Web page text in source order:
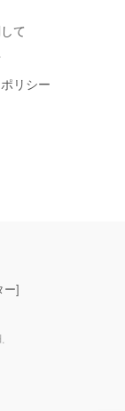
て
リシー
ー]